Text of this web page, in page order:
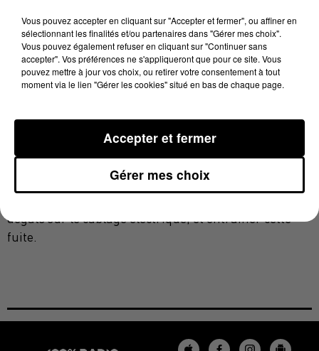
Cet accident est intervenu tôt ce matin mais a
continué de faire réagir toute la matinée sur les
réseaux sociaux, car la circulation a été réduite à une
voie, et l'évacuation de l'animal a pris du temps. Les
enquête. Selon les premiers éléments, les deux
animaux se seraient échappés de leur enclos situé à
proximité. La piste criminelle a tout de suite été
écartée par les enquêteurs. Il s'agirait de travaux
dégâts sur le câblage électrique, et entrainer cette
fuite.
Vous pouvez accepter en cliquant sur "Accepter et fermer", ou affiner en
sélectionnant les finalités et/ou partenaires dans "Gérer mes choix".
Vous pouvez également refuser en cliquant sur "Continuer sans
accepter". Vos préférences ne s'appliqueront que pour ce site. Vous
pouvez mettre à jour vos choix, ou retirer votre consentement à tout
moment via le lien "Gérer les cookies" situé en bas de chaque page.
Gérer mes choix
Accepter et fermer